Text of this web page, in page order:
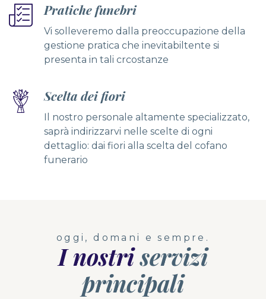
Pratiche funebri
Vi solleveremo dalla preoccupazione della
gestione pratica che inevitabiltente si
presenta in tali crcostanze
Scelta dei fiori
Il nostro personale altamente specializzato,
saprà indirizzarvi nelle scelte di ogni
dettaglio: dai fiori alla scelta del cofano
funerario
oggi, domani e sempre.
I nostriservizi
principali